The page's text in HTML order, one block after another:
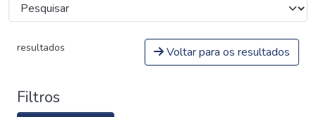
resultados Voltar para os resultados
Filtros